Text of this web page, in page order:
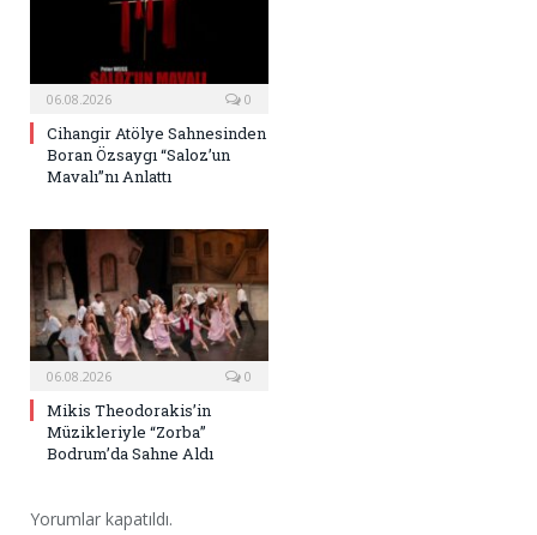
06.08.2026 0
Cihangir Atölye Sahnesinden
Boran Özsaygı “Saloz’un
Mavalı”nı Anlattı
06.08.2026 0
Mikis Theodorakis’in
Müzikleriyle “Zorba”
Bodrum’da Sahne Aldı
Yorumlar kapatıldı.